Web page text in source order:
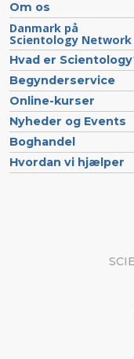
Om os
Danmark på
Scientology Network
Hvad er
Begynderservice
Online-kurser
Nyheder og Events
Boghandel
Hvordan vi hjælper